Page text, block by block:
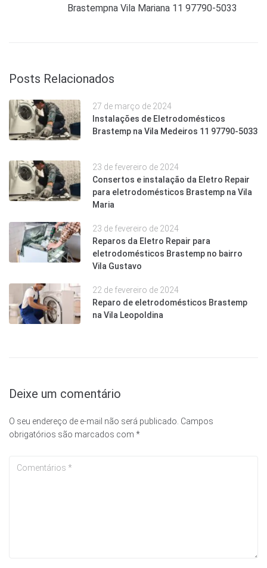
Brastempna Vila Mariana 11 97790-5033
Posts Relacionados
27 de março de 2024
Instalações de Eletrodomésticos
Brastemp na Vila Medeiros 11 97790-5033
23 de fevereiro de 2024
Consertos e instalação da Eletro Repair
para eletrodomésticos Brastemp na Vila
Maria
23 de fevereiro de 2024
Reparos da Eletro Repair para
eletrodomésticos Brastemp no bairro
Vila Gustavo
22 de fevereiro de 2024
Reparo de eletrodomésticos Brastemp
na Vila Leopoldina
Deixe um comentário
O seu endereço de e-mail não será publicado. Campos
obrigatórios são marcados com *